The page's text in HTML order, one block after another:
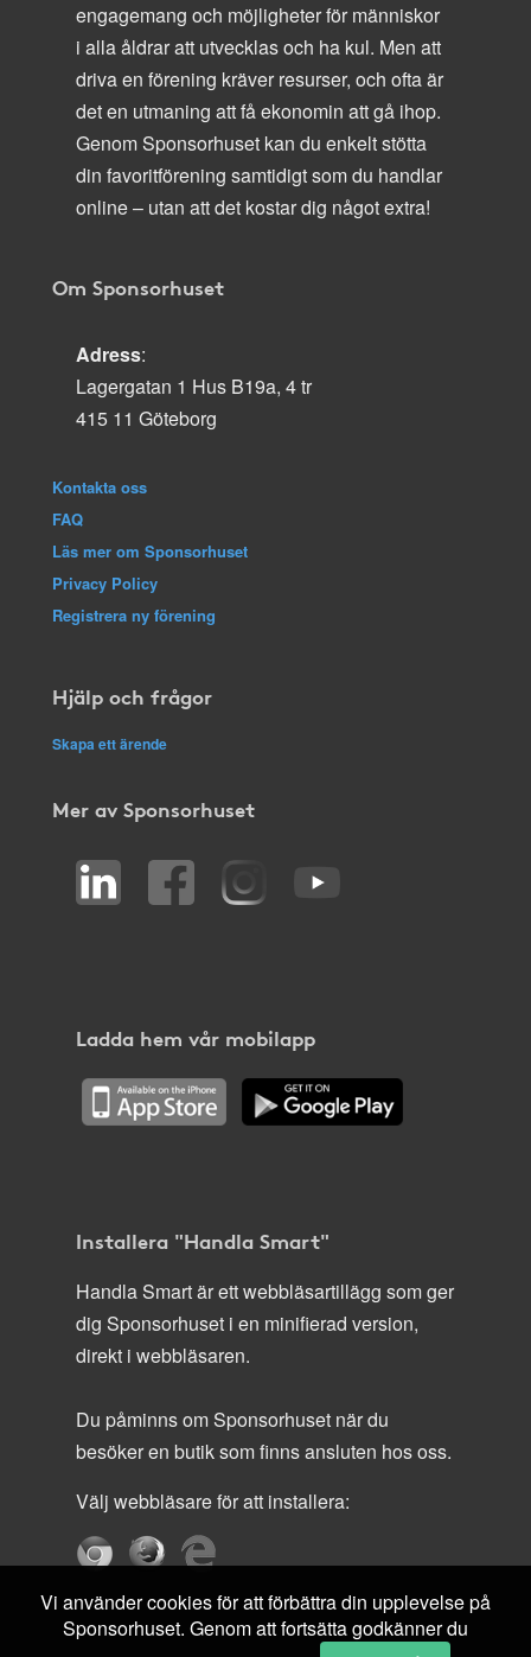
engagemang och möjligheter för människor
i alla åldrar att utvecklas och ha kul. Men att
driva en förening kräver resurser, och ofta är
det en utmaning att få ekonomin att gå ihop.
Genom Sponsorhuset kan du enkelt stötta
din favoritförening samtidigt som du handlar
online – utan att det kostar dig något extra!
Om Sponsorhuset
Adress:
Lagergatan 1 Hus B19a, 4 tr
415 11 Göteborg
Kontakta oss
FAQ
Läs mer om Sponsorhuset
Privacy Policy
Registrera ny förening
Hjälp och frågor
Skapa ett ärende
Mer av Sponsorhuset
Ladda hem vår mobilapp
Installera "Handla Smart"
Handla Smart är ett webbläsartillägg som ger
dig Sponsorhuset i en minifierad version,
direkt i webbläsaren.
Du påminns om Sponsorhuset när du
besöker en butik som finns ansluten hos oss.
Välj webbläsare för att installera:
Vi använder cookies för att förbättra din upplevelse på
Sponsorhuset. Genom att fortsätta godkänner du